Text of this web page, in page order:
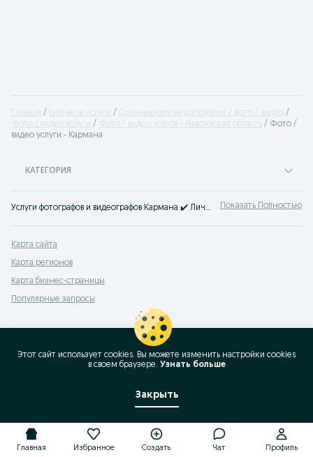
Главная Бизнес и услуги
Организация мероприятий / фото / видео
Фото / видео услуги
Фото / видео услуги - Навоийская область
Фото /
видео услуги - Кармана
КАТЕГОРИЯ
Услуги фотографов и видеографов Кармана ✔️ Личные фотосессии, фотограф и видеограф на праздник и прочее ☝ Услуги по фото- и видеосъемке найдешь на OLX.uz! Показать Полностью
Карта сайта
Карта регионов
Карта бизнес-страницы
Популярные запросы
Главная Избранное Создать Чат Профиль
Этот сайт использует cookies. Вы можете изменить настройки cookies
в своeм браузере. Узнать больше
Закрыть